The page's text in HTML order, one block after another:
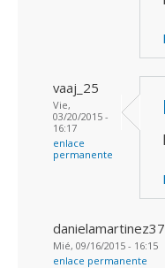
vaaj_25
Vie,
03/20/2015 -
16:17
enlace
permanente
Mié, 09/16/2015 - 16:15
enlace permanente